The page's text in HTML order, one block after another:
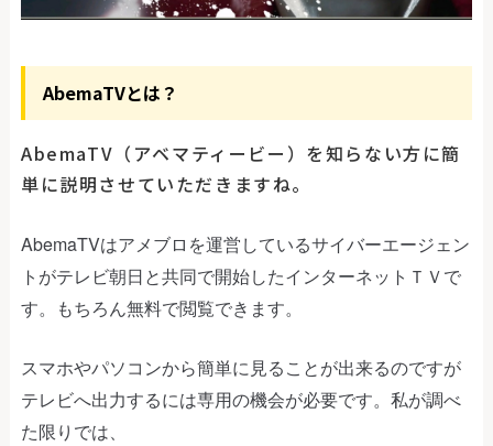
AbemaTVとは？
AbemaTV（アベマティービー）を知らない方に簡
単に説明させていただきますね。
AbemaTVはアメブロを運営しているサイバーエージェン
トがテレビ朝日と共同で開始したインターネットＴＶで
す。もちろん無料で閲覧できます。
スマホやパソコンから簡単に見ることが出来るのですが
テレビへ出力するには専用の機会が必要です。私が調べ
た限りでは、